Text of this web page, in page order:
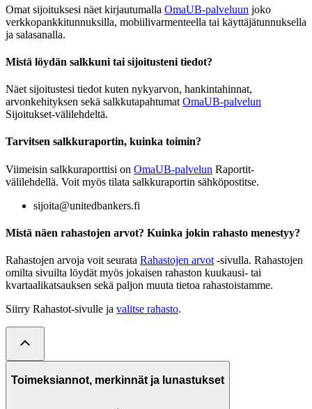
Omat sijoituksesi näet kirjautumalla OmaUB-palveluun joko
verkkopankkitunnuksilla, mobiilivarmenteella tai käyttäjätunnuksella
ja salasanalla.
Mistä löydän salkkuni tai sijoitusteni tiedot?
Näet sijoitustesi tiedot kuten nykyarvon, hankintahinnat,
arvonkehityksen sekä salkkutapahtumat OmaUB-palvelun
Sijoitukset-välilehdeltä.
Tarvitsen salkkuraportin, kuinka toimin?
Viimeisin salkkuraporttisi on OmaUB-palvelun Raportit-
välilehdellä. Voit myös tilata salkkuraportin sähköpostitse.
sijoita@unitedbankers.fi
Mistä näen rahastojen arvot? Kuinka jokin rahasto menestyy?
Rahastojen arvoja voit seurata Rahastojen arvot -sivulla. Rahastojen
omilta sivuilta löydät myös jokaisen rahaston kuukausi- tai
kvartaalikatsauksen sekä paljon muuta tietoa rahastoistamme.
Siirry Rahastot-sivulle ja valitse rahasto.
Toimeksiannot, merkinnät ja lunastukset